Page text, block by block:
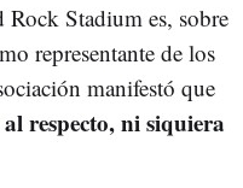
Rock Stadium es, sobre
representante de los
manifestó que
respecto, ni siquiera